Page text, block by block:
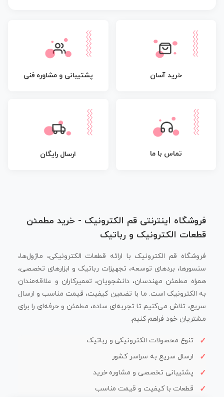
خرید آسان پشتیبانی و مشاوره فنی
تماس با ما ارسال رایگان
فروشگاه اینترنتی قم الکترونیک - خرید مطمئن
قطعات الکترونیک و رباتیک
فروشگاه قم الکترونیک با ارائه قطعات الکترونیکی، ماژول‌ها،
سنسورها، بردهای توسعه، تجهیزات رباتیک و ابزارهای تخصصی،
همراه مطمئن مهندسان، دانشجویان، تعمیرکاران و علاقه‌مندان
به الکترونیک است. ما با تضمین کیفیت، قیمت مناسب و ارسال
سریع، تلاش می‌کنیم تا تجربه‌ای ساده، مطمئن و حرفه‌ای را برای
مشتریان خود فراهم کنیم.
تنوع محصولات الکترونیکی و رباتیک
ارسال سریع به سراسر کشور
پشتیبانی تخصصی و مشاوره خرید
قطعات با کیفیت و قیمت مناسب